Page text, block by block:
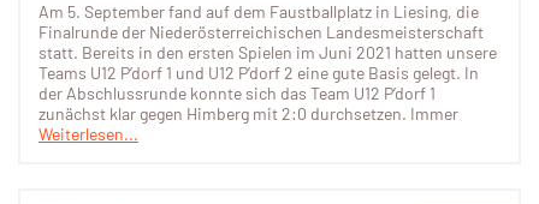
Am 5. September fand auf dem Faustballplatz in Liesing, die
Finalrunde der Niederösterreichischen Landesmeisterschaft
statt. Bereits in den ersten Spielen im Juni 2021 hatten unsere
Teams U12 P’dorf 1 und U12 P’dorf 2 eine gute Basis gelegt. In
der Abschlussrunde konnte sich das Team U12 P’dorf 1
zunächst klar gegen Himberg mit 2:0 durchsetzen. Immer
Weiterlesen...